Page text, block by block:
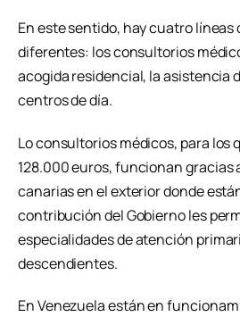
En este sentido, hay cuatro líneas
diferentes: los consultorios
acogida residencial, la asistencia
centros de día.
Lo consultorios médicos, para los
128.000 euros, funcionan gracias
canarias en el exterior donde
contribución del Gobierno les
especialidades de atención
descendientes.
En Venezuela están en